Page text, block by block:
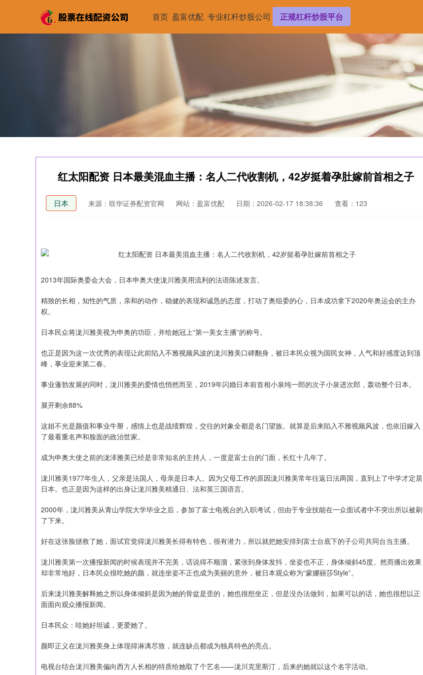
首页 盈富优配 专业杠杆炒股公司 正规杠杆炒股平台
红太阳配资 日本最美混血主播：名人二代收割机，42岁挺着孕肚嫁前首相之子
日本 来源：联华证券配资官网 网站：盈富优配 日期：2026-02-17 18:38:36 查看：123
2013年国际奥委会大会，日本申奥大使泷川雅美用流利的法语陈述发言。
精致的长相，知性的气质，亲和的动作，稳健的表现和诚恳的态度，打动了奥组委的心，日本成功拿下2020年奥运会的主办
权。
日本民众将泷川雅美视为申奥的功臣，并给她冠上“第一美女主播”的称号。
也正是因为这一次优秀的表现让此前陷入不雅视频风波的泷川雅美口碑翻身，被日本民众视为国民女神，人气和好感度达到顶
峰，事业迎来第二春。
事业蓬勃发展的同时，泷川雅美的爱情也悄然而至，2019年闪婚日本前首相小泉纯一郎的次子小泉进次郎，轰动整个日本。
展开剩余88%
这姐不光是颜值和事业牛掰，感情上也是战绩辉煌，交往的对象全都是名门望族。就算是后来陷入不雅视频风波，也依旧嫁入
了最看重名声和脸面的政治世家。
成为申奥大使之前的泷泽雅美已经是非常知名的主持人，一度是富士台的门面，长红十几年了。
泷川雅美1977年生人，父亲是法国人，母亲是日本人。因为父母工作的原因泷川雅美常年往返日法两国，直到上了中学才定居
日本。也正是因为这样的出身让泷川雅美精通日、法和英三国语言。
2000年，泷川雅美从青山学院大学毕业之后，参加了富士电视台的入职考试，但由于专业技能在一众面试者中不突出所以被刷
了下来。
好在这张脸拯救了她，面试官觉得泷川雅美长得有特色，很有潜力，所以就把她安排到富士台底下的子公司共同台当主播。
泷川雅美第一次播报新闻的时候表现并不完美，话说得不顺溜，紧张到身体发抖，坐姿也不正，身体倾斜45度。然而播出效果
却非常地好，日本民众很吃她的颜，就连坐姿不正也成为美丽的意外，被日本观众称为“蒙娜丽莎Style”。
后来泷川雅美解释她之所以身体倾斜是因为她的骨盆是歪的，她也很想坐正，但是没办法做到，如果可以的话，她也很想以正
面面向观众播报新闻。
日本民众：哇她好坦诚，更爱她了。
颜即正义在泷川雅美身上体现得淋漓尽致，就连缺点都成为独具特色的亮点。
电视台结合泷川雅美偏向西方人长相的特质给她取了个艺名——泷川克里斯汀，后来的她就以这个名字活动。
0.57% 深证成指 14110.12 -34.08 -0.24% 沪深300 4651.31 -6.85 -0.15%